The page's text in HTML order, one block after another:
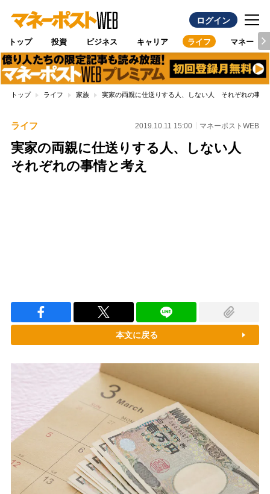
ログイン
トップ 投資 ビジネス キャリア ライフ マネー
トップ ライフ 家族 実家の両親に仕送りする人、しない人 それぞれの事情
ライフ 2019.10.11 15:00 マネーポストWEB
実家の両親に仕送りする人、しない人
それぞれの事情と考え
本文に戻る